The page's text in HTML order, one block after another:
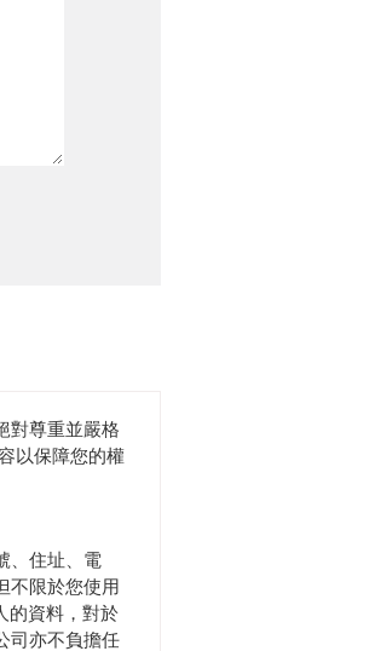
對尊重並嚴格
以保障您的權
、住址、電
不限於您使用
的資料，對於
司亦不負擔任